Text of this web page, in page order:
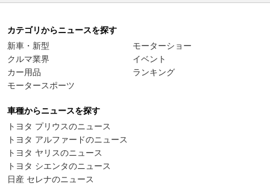
カテゴリからニュースを探す
新車・新型
クルマ業界
カー用品
モータースポーツ
モーターショー
イベント
ランキング
車種からニュースを探す
トヨタ プリウスのニュース
トヨタ アルファードのニュース
トヨタ ヤリスのニュース
トヨタ シエンタのニュース
日産 セレナのニュース